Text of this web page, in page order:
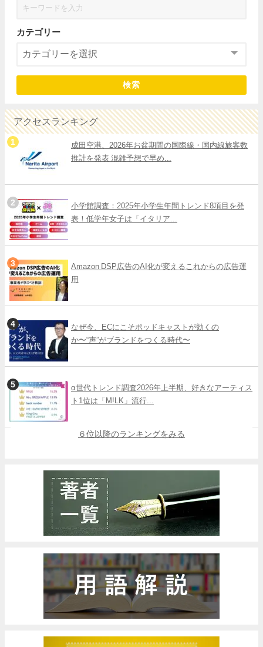
カテゴリー
検索
アクセスランキング
成田空港、2026年お盆期間の国際線・国内線旅客数
推計を発表 混雑予想で早め...
小学館調査：2025年小学生年間トレンド8項目を発
表！低学年女子は「イタリア...
Amazon DSP広告のAI化が変えるこれからの広告運
用
なぜ今、ECにこそポッドキャストが効くの
か〜“声”がブランドをつくる時代〜
α世代トレンド調査2026年上半期、好きなアーティス
ト1位は「M!LK」流行...
６位以降のランキングをみる